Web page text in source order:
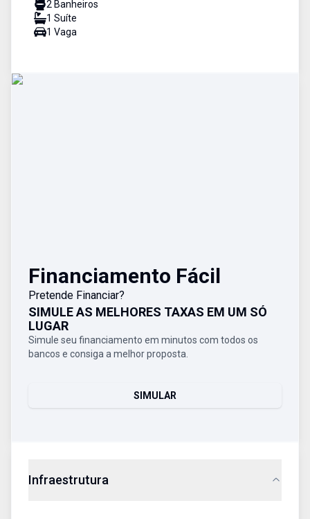
2 Banheiros
1 Suíte
1 Vaga
Financiamento Fácil
Pretende Financiar?
SIMULE AS MELHORES TAXAS EM UM SÓ
LUGAR
Simule seu financiamento em minutos com todos os
bancos e consiga a melhor proposta.
SIMULAR
Infraestrutura